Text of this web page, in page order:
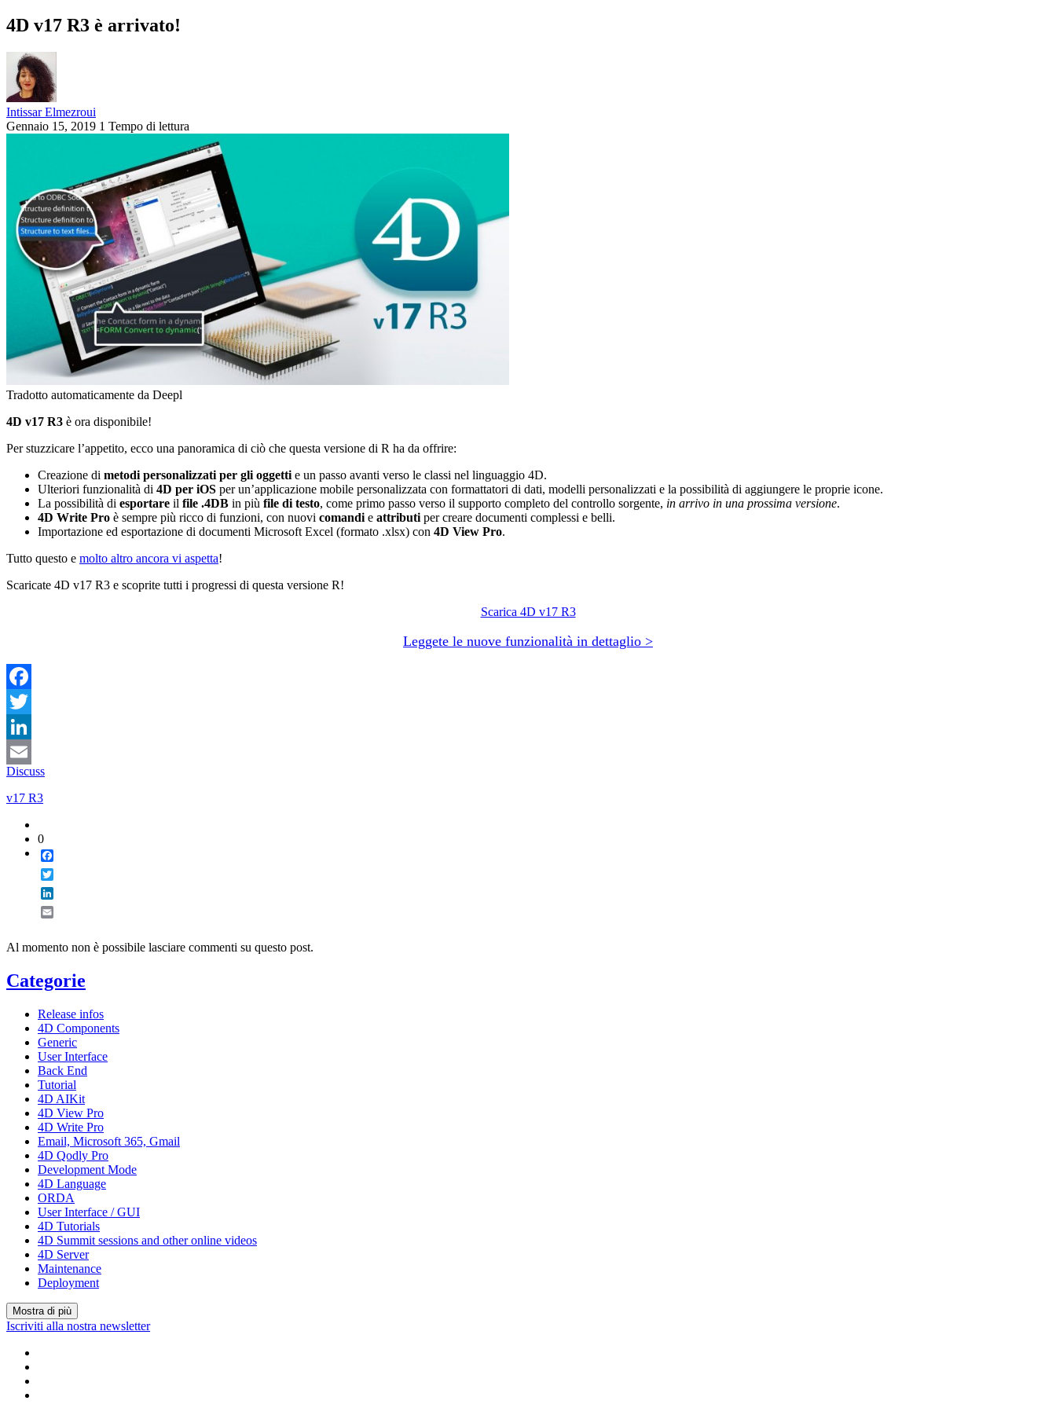
4D v17 R3 è arrivato!
Intissar Elmezroui
Gennaio 15, 2019 1 Tempo di lettura
Tradotto automaticamente da Deepl
4D v17 R3 è ora disponibile!
Per stuzzicare l’appetito, ecco una panoramica di ciò che questa versione di R ha da offrire:
Creazione di metodi personalizzati per gli oggetti e un passo avanti verso le classi nel linguaggio 4D.
Ulteriori funzionalità di 4D per iOS per un’applicazione mobile personalizzata con formattatori di dati, modelli personalizzati e la possibilità di aggiungere le proprie icone.
La possibilità di esportare il file .4DB in più file di testo, come primo passo verso il supporto completo del controllo sorgente, in arrivo in una prossima versione.
4D Write Pro è sempre più ricco di funzioni, con nuovi comandi e attributi per creare documenti complessi e belli.
Importazione ed esportazione di documenti Microsoft Excel (formato .xlsx) con 4D View Pro.
Tutto questo e molto altro ancora vi aspetta!
Scaricate 4D v17 R3 e scoprite tutti i progressi di questa versione R!
Scarica 4D v17 R3
Leggete le nuove funzionalità in dettaglio >
Facebook
Twitter
LinkedIn
Email
Discuss
v17 R3
0
Al momento non è possibile lasciare commenti su questo post.
Categorie
Release infos
4D Components
Generic
User Interface
Back End
Tutorial
4D AIKit
4D View Pro
4D Write Pro
Email, Microsoft 365, Gmail
4D Qodly Pro
Development Mode
4D Language
ORDA
User Interface / GUI
4D Tutorials
4D Summit sessions and other online videos
4D Server
Maintenance
Deployment
Mostra di più
Iscriviti alla nostra newsletter